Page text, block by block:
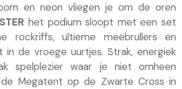
en neon vliegen je om de oren
het podium sloopt met een set
rockriffs, ultieme meebrullers en
de vroege uurtjes. Strak, energiek
spelplezier waar je niet omheen
Megatent op de Zwarte Cross in